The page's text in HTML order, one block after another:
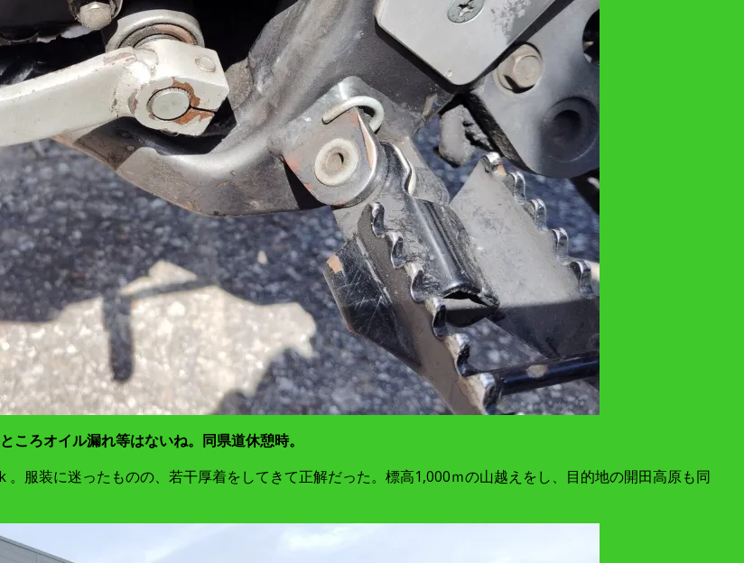
ころオイル漏れ等はないね。同県道休憩時。
服装に迷ったものの、若干厚着をしてきて正解だった。標高1,000ｍの山越えをし、目的地の開田高原も同